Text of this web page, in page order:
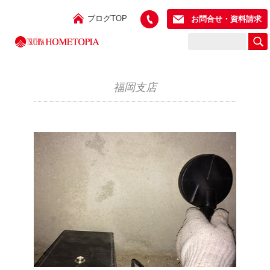
ブログTOP お問合せ・資料請求
福岡支店